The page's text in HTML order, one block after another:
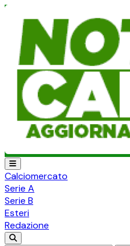
Calciomercato
Serie A
Serie B
Esteri
Redazione